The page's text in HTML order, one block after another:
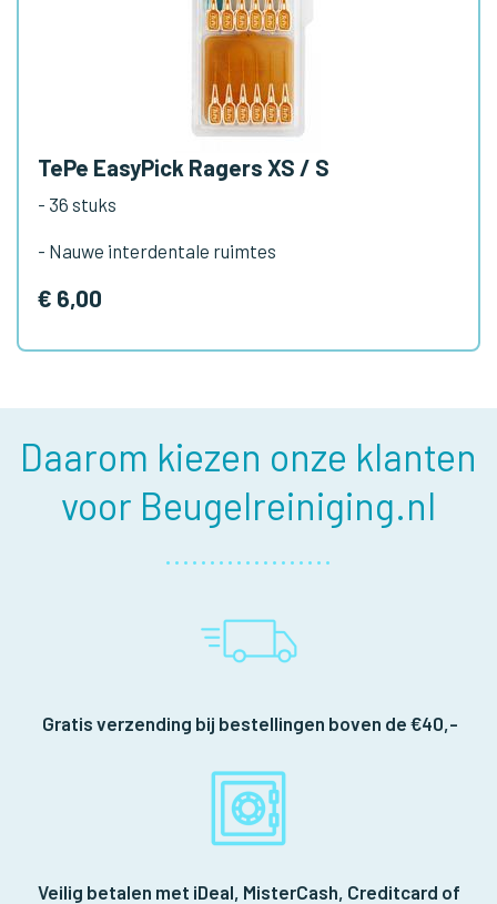
TePe EasyPick Ragers XS / S
- 36 stuks
- Nauwe interdentale ruimtes
€ 6,00
Daarom kiezen onze klanten
voor Beugelreiniging.nl
Gratis verzending bij bestellingen boven de €40,-
Veilig betalen met iDeal, MisterCash, Creditcard of